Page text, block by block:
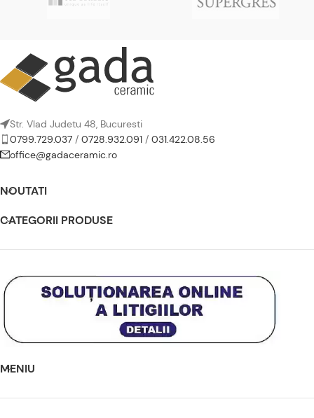
Str. Vlad Judetu 48, Bucuresti
0799.729.037 / 0728.932.091 / 031.422.08.56
office@gadaceramic.ro
NOUTATI
CATEGORII PRODUSE
MENIU